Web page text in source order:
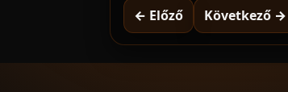
← Előző Következő →